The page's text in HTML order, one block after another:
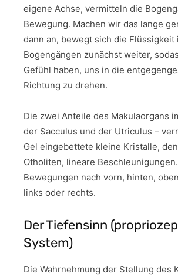
eigene Achse, vermitteln die
Bewegung. Machen wir das lange
dann an, bewegt sich die Flüssigkeit
Bogengängen zunächst weiter,
Gefühl haben, uns in die
Richtung zu drehen.
Die zwei Anteile des Makulaorgans
der Sacculus und der Utriculus –
Gel eingebettete kleine Kristalle,
Otholiten, lineare
Bewegungen nach vorn, hinten,
links oder rechts.
Der Tiefensinn
System)
Die Wahrnehmung der Stellung des